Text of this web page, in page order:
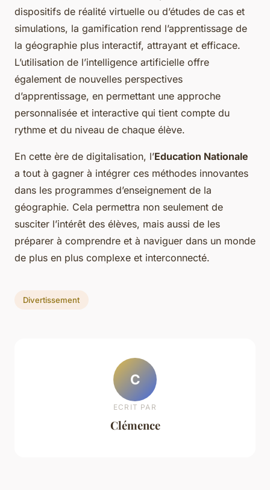
dispositifs de réalité virtuelle ou d’études de cas et
simulations, la gamification rend l’apprentissage de
la géographie plus interactif, attrayant et efficace.
L’utilisation de l’intelligence artificielle offre
également de nouvelles perspectives
d’apprentissage, en permettant une approche
personnalisée et interactive qui tient compte du
rythme et du niveau de chaque élève.
En cette ère de digitalisation, l’Education Nationale
a tout à gagner à intégrer ces méthodes innovantes
dans les programmes d’enseignement de la
géographie. Cela permettra non seulement de
susciter l’intérêt des élèves, mais aussi de les
préparer à comprendre et à naviguer dans un monde
de plus en plus complexe et interconnecté.
Divertissement
C
ECRIT PAR
Clémence